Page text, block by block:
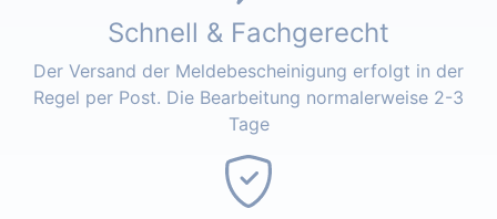
Schnell & Fachgerecht
Der Versand der Meldebescheinigung erfolgt in der
Regel per Post. Die Bearbeitung normalerweise 2-3
Tage